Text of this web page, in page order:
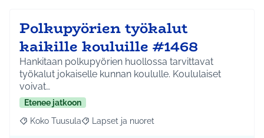
Polkupyörien työkalut
kaikille kouluille #1468
Hankitaan polkupyörien huollossa tarvittavat
työkalut jokaiselle kunnan koululle. Koululaiset
voivat…
Etenee jatkoon
Rajaa tulokset aihepiirin mukaan: Koko Tuusula
Koko Tuusula Rajaa tulokset teeman mukaan: Lapset ja
Lapset ja nuoret